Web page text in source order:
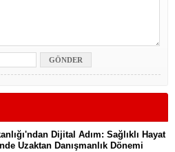
Dijital Adım: Sağlıklı Hayat
Uzaktan Danışmanlık Dönemi